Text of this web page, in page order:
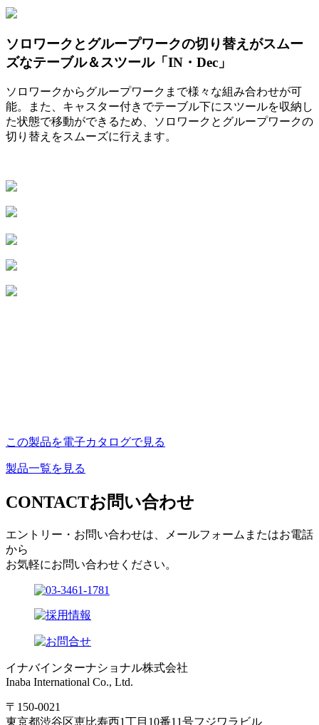
ソロワークとグループワークの切り替えがスムー
ズなテーブル＆スツール「IN・Dec」
ソロワークからグループワークまで様々な組み合わせが可
能。また、キャスター付きでテーブル下にスツールを収納し
た状態で移動ができるため、ソロワークとグループワークの
切り替えをスムーズに行えます。
この製品を電子カタログで見る
製品一覧を見る
CONTACTお問い合わせ
エントリー・お問い合わせは、メールフォームまたはお電話
から
お気軽にお問い合わせください。
イナバインターナショナル株式会社
Inaba International Co., Ltd.
〒150-0021
東京都渋谷区恵比寿西1丁目10番11号フジワラビル